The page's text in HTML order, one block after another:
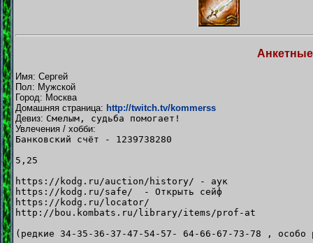
Имя: Сергей
Пол: Мужской
Город: Москва
Домашняя страница: http://twitch.tv/kommerss
Девиз: Смелым, судьба помогает!
Увлечения / хобби:
Банковский счёт - 1239738280
5,25
https://kodg.ru/auction/history/ - аук
https://kodg.ru/safe/ - Открыть сейф
https://kodg.ru/locator/
http://bou.kombats.ru/library/items/prof-at
(редкие 34-35-36-37-47-54-57- 64-66-67-73-78 , особо